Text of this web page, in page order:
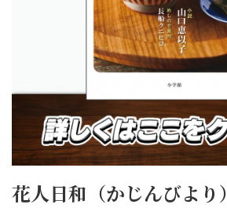
花人日和（かじんびより）